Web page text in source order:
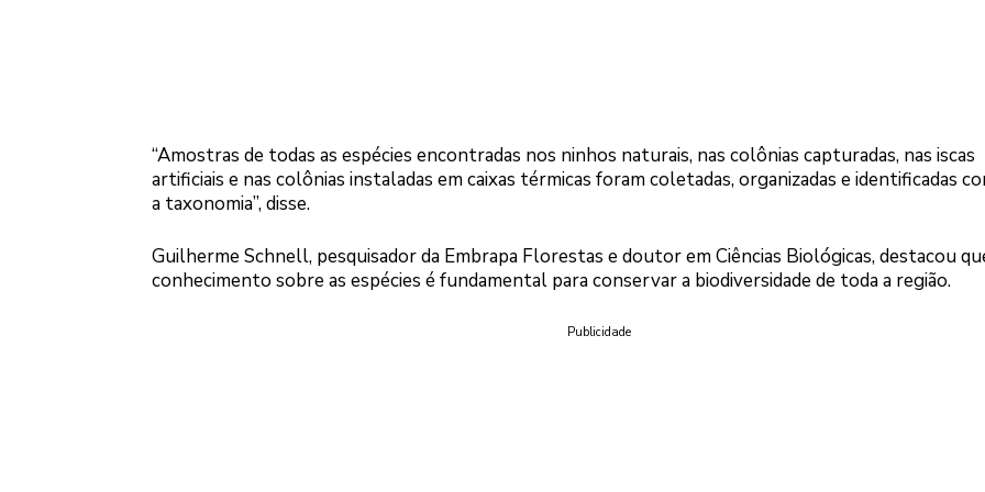
“Amostras de todas as espécies encontradas nos ninhos naturais, nas colônias capturadas, nas iscas
artificiais e nas colônias instaladas em caixas térmicas foram coletadas, organizadas e identificadas
a taxonomia”, disse.
Guilherme Schnell, pesquisador da Embrapa Florestas e doutor em Ciências Biológicas, destacou
conhecimento sobre as espécies é fundamental para conservar a biodiversidade de toda a região.
Publicidade